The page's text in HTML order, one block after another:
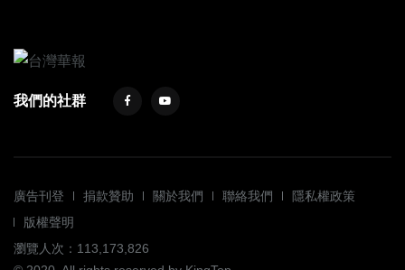
我們的社群
廣告刊登 捐款贊助 關於我們 聯絡我們
隱私權政策
版權聲明
瀏覽人次：113,173,826